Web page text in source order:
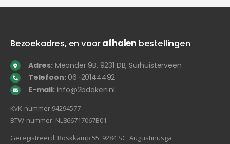
Bezoekadres, en voorafhalen bestellingen
Adres:Meander 9B, 9231 DB, Surhuisterveen
Telefoon:06-20144492
E-mail:info@2bdaken.nl
KvK‐nummer 94294577
BTW‐nummer: NL866717067B01
Geregistreerd: Boskkamp 55, 9284 SC, Augustinusga